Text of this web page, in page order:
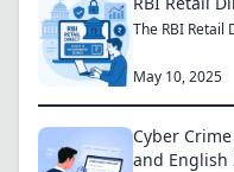
The RBI Retail
May 10, 2025
Cyber
and English